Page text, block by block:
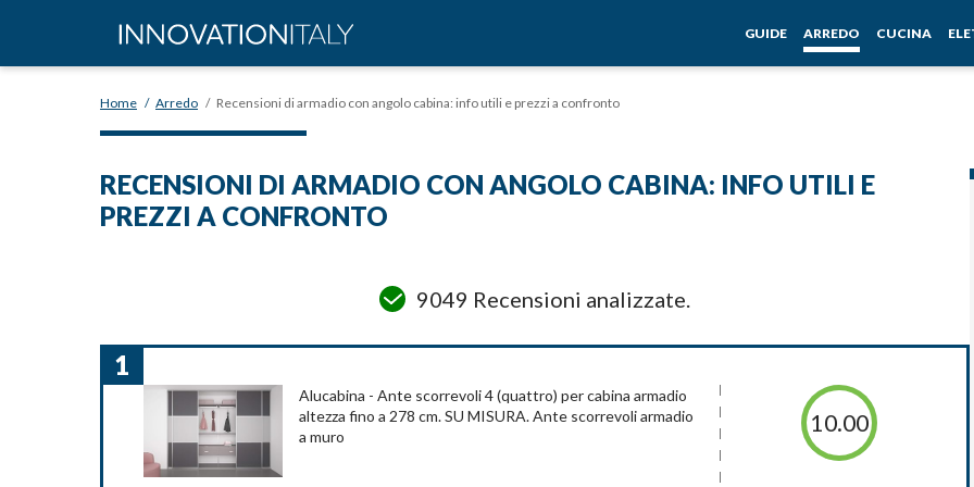
GUIDE ARREDO CUCINA
Home / Arredo / Recensioni di armadio con angolo cabina: info utili e prezzi a confronto
RECENSIONI DI ARMADIO CON ANGOLO CABINA: INFO UTILI E
PREZZI A CONFRONTO
9049 Recensioni analizzate.
1
Alucabina - Ante scorrevoli 4 (quattro) per cabina armadio
altezza fino a 278 cm. SU MISURA. Ante scorrevoli armadio
a muro
10.00